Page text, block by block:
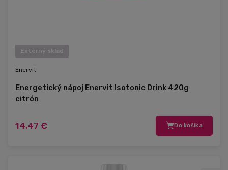
Externý sklad
Enervit
Energetický nápoj Enervit Isotonic Drink 420g
citrón
14,47 € Do košíka